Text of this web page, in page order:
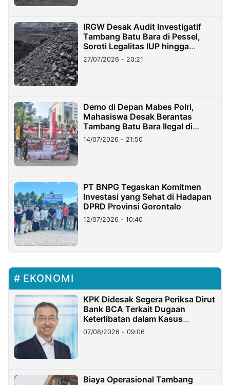
IRGW Desak Audit Investigatif
Tambang Batu Bara di Pessel,
Soroti Legalitas IUP hingga
Stockpile
27/07/2026 - 20:21
Demo di Depan Mabes Polri,
Mahasiswa Desak Berantas
Tambang Batu Bara Ilegal di
Lampung
14/07/2026 - 21:50
PT BNPG Tegaskan Komitmen
Investasi yang Sehat di Hadapan
DPRD Provinsi Gorontalo
12/07/2026 - 10:40
EKONOMI
KPK Didesak Segera Periksa Dirut
Bank BCA Terkait Dugaan
Keterlibatan dalam Kasus
Hilangnya Dana Nasabah Rp2,58
Miliar
07/08/2026 - 09:06
Biaya Operasional Tambang